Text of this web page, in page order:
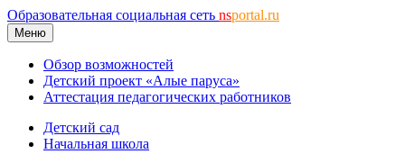
Образовательная социальная сеть nsportal.ru
Меню
Обзор возможностей
Детский проект «Алые паруса»
Аттестация педагогических работников
Детский сад
Начальная школа